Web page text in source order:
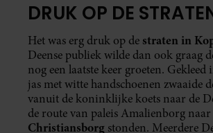
DRUK OP DE
Het was erg druk op de straten in
Deense publiek wilde dan ook graag
nog een laatste keer groeten. Gekleed
jas met witte handschoenen zwaaide
vanuit de koninklijke koets naar de
de route van paleis Amalienborg naar
Christiansborg stonden. Meerdere